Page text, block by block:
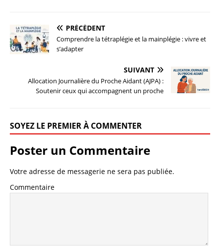
PRÉCÉDENT
Comprendre la tétraplégie et la mainplégie : vivre et
s’adapter
SUIVANT
Allocation Journalière du Proche Aidant (AJPA) :
Soutenir ceux qui accompagnent un proche
SOYEZ LE PREMIER À COMMENTER
Poster un Commentaire
Votre adresse de messagerie ne sera pas publiée.
Commentaire